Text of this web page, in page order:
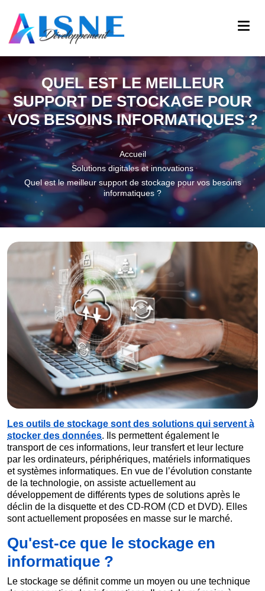
QUEL EST LE MEILLEUR
SUPPORT DE STOCKAGE POUR
VOS BESOINS INFORMATIQUES ?
Accueil
Solutions digitales et innovations
Quel est le meilleur support de stockage pour vos besoins
informatiques ?
Les outils de stockage sont des solutions qui servent à
stocker des données. Ils permettent également le
transport de ces informations, leur transfert et leur lecture
par les ordinateurs, périphériques, matériels informatiques
et systèmes informatiques. En vue de l’évolution constante
de la technologie, on assiste actuellement au
développement de différents types de solutions après le
déclin de la disquette et des CD-ROM (CD et DVD). Elles
sont actuellement proposées en masse sur le marché.
Qu'est-ce que le stockage en
informatique ?
Le stockage se définit comme un moyen ou une technique